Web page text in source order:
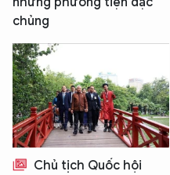
chủng
Chủ tịch Quốc hội